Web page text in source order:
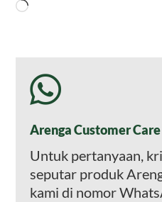
Memuat...
Arenga Customer Care
Untuk pertanyaan,
seputar produk
kami di nomor